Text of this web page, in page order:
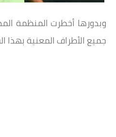
وبدورها أخطرت المنظمة
جميع الأطراف المعنية بهذا